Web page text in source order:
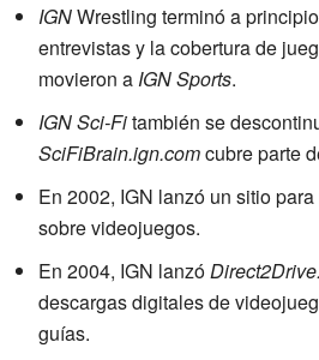
IGNWrestling terminó a
entrevistas y la cobertura de
movieron a IGN Sports.
IGN Sci-Fitambién se
SciFiBrain.ign.comcubre parte
En 2002, IGN lanzó un sitio
sobre videojuegos.
En 2004, IGN lanzó
descargas digitales de
guías.